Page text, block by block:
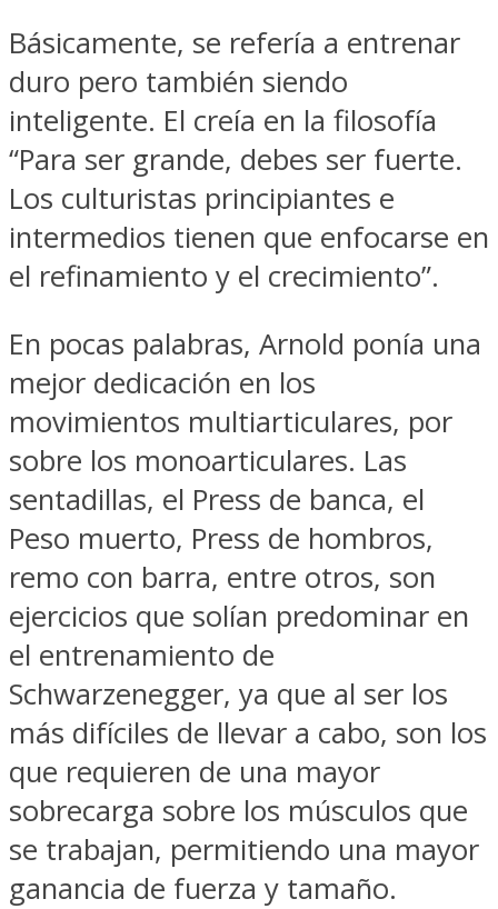
Básicamente, se refería a entrenar
duro pero también siendo
inteligente. El creía en la filosofía
“Para ser grande, debes ser fuerte.
Los culturistas principiantes e
intermedios tienen que enfocarse en
el refinamiento y el crecimiento”.
En pocas palabras, Arnold ponía una
mejor dedicación en los
movimientos multiarticulares, por
sobre los monoarticulares. Las
sentadillas, el Press de banca, el
Peso muerto, Press de hombros,
remo con barra, entre otros, son
ejercicios que solían predominar en
el entrenamiento de
Schwarzenegger, ya que al ser los
más difíciles de llevar a cabo, son los
que requieren de una mayor
sobrecarga sobre los músculos que
se trabajan, permitiendo una mayor
ganancia de fuerza y tamaño.